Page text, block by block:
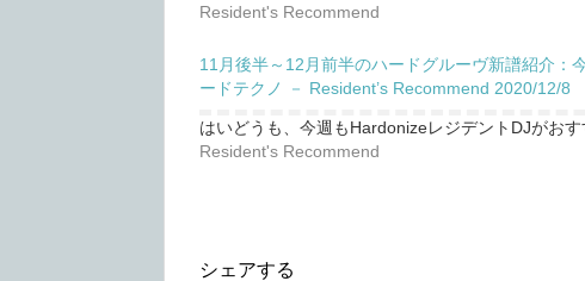
Resident's Recommend
11月後半～12月前半のハードグルーヴ新譜紹介：
ードテクノ － Resident’s Recommend 2020/12/8
はいどうも、今週もHardonizeレジデントDJがお
Resident's Recommend
シェアする